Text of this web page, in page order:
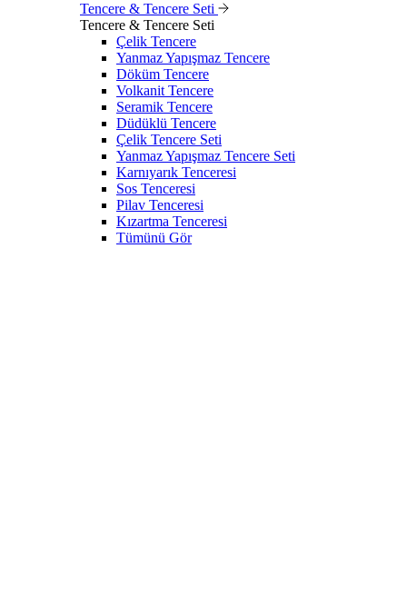
Tencere & Tencere Seti
Tencere & Tencere Seti
Çelik Tencere
Yanmaz Yapışmaz Tencere
Döküm Tencere
Volkanit Tencere
Seramik Tencere
Düdüklü Tencere
Çelik Tencere Seti
Yanmaz Yapışmaz Tencere Seti
Karnıyarık Tenceresi
Sos Tenceresi
Pilav Tenceresi
Kızartma Tenceresi
Tümünü Gör